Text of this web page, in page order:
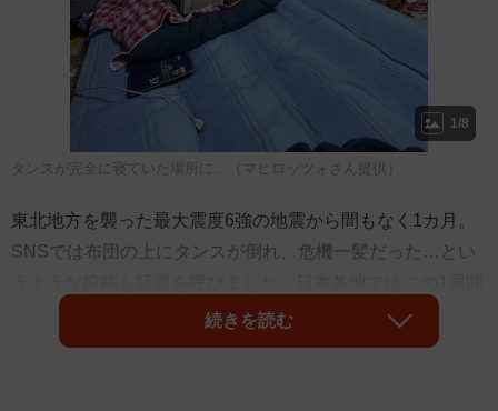
1/8
タンスが完全に寝ていた場所に…（マヒロッツォさん提供）
東北地方を襲った最大震度6強の地震から間もなく1カ月。
SNSでは布団の上にタンスが倒れ、危機一髪だった…とい
に震度4以上の地震が8回も観測されるなど、地震が相次い
でいます。実は、地震による人的被害の多くは「家具や家
続きを読む